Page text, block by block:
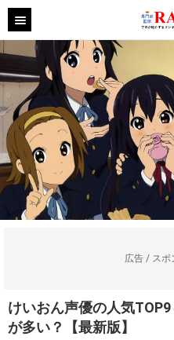
広告 / スポ
けいおん声優の人気
が多い？【最新版】